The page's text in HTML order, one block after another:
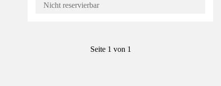
Nicht reservierbar
Seite 1 von 1